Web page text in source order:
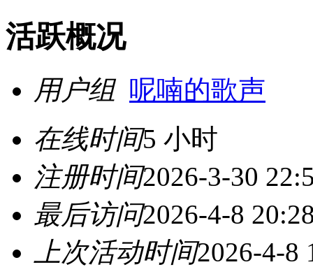
活跃概况
用户组 呢喃的歌声
在线时间5 小时
注册时间2026-3-30
最后访问2026-4-8
上次活动时间2026-4-8